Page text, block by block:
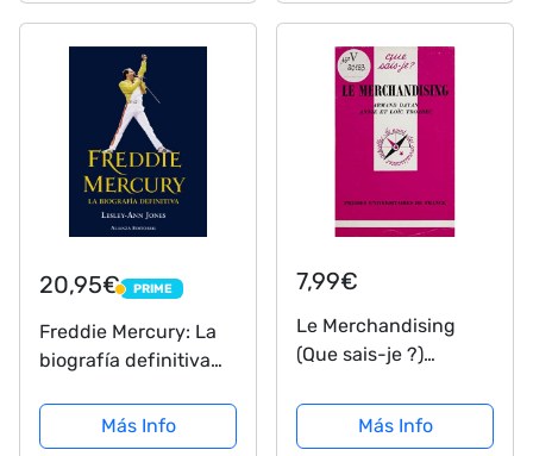
20,95€ PRIME
PRIME
Freddie Mercury: La
biografía definitiva
Más Info
7,99€
Le Merchandising
(Que sais-je ?)
Más Info